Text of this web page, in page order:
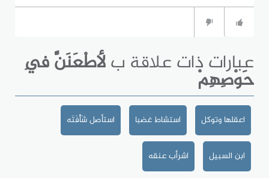
عبارات ذات علاقة بلأطْعَنَنَّ فِي
حَوْصِهِمْ
اعقلها وتوكل استشاط غضبا استأصل شَأْفَتَه
ابن السبيل اشرأب عنقه